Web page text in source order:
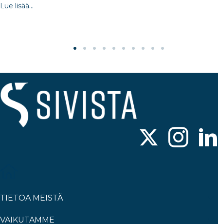
Lue lisää...
TIETOA MEISTÄ
VAIKUTAMME